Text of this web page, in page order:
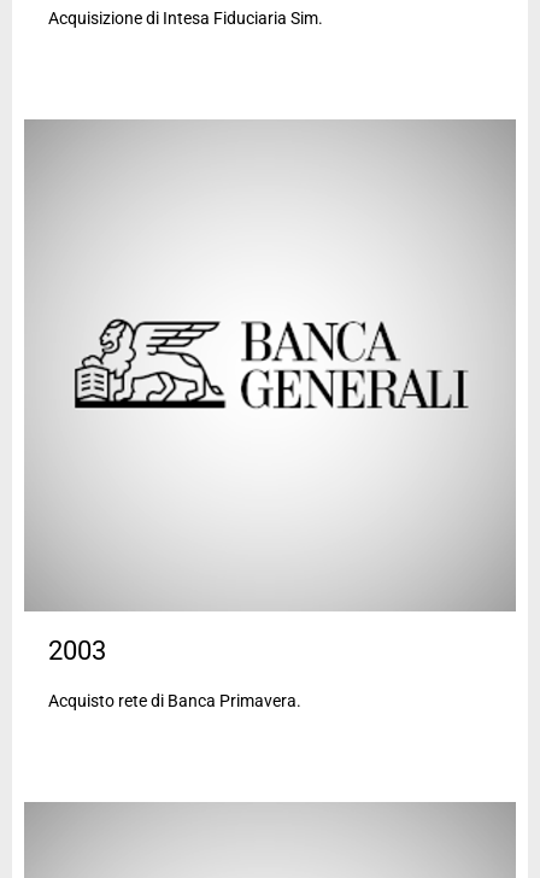
Acquisizione di Intesa Fiduciaria Sim.
2003
Acquisto rete di Banca Primavera.